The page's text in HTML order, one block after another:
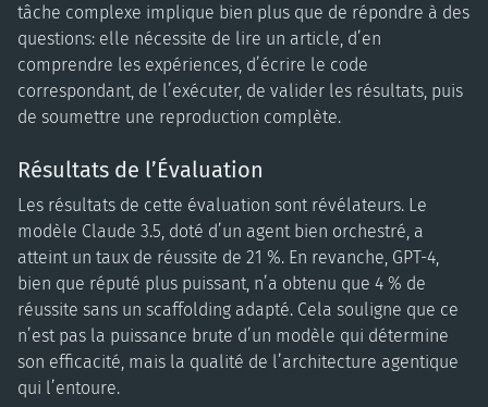
tâche complexe implique bien plus que de répondre à des
questions: elle nécessite de lire un article, d’en
comprendre les expériences, d’écrire le code
correspondant, de l’exécuter, de valider les résultats, puis
de soumettre une reproduction complète.
Résultats de l’Évaluation
Les résultats de cette évaluation sont révélateurs. Le
modèle Claude 3.5, doté d’un agent bien orchestré, a
atteint un taux de réussite de 21 %. En revanche, GPT-4,
bien que réputé plus puissant, n’a obtenu que 4 % de
réussite sans un scaffolding adapté. Cela souligne que ce
n’est pas la puissance brute d’un modèle qui détermine
son efficacité, mais la qualité de l’architecture agentique
qui l’entoure.